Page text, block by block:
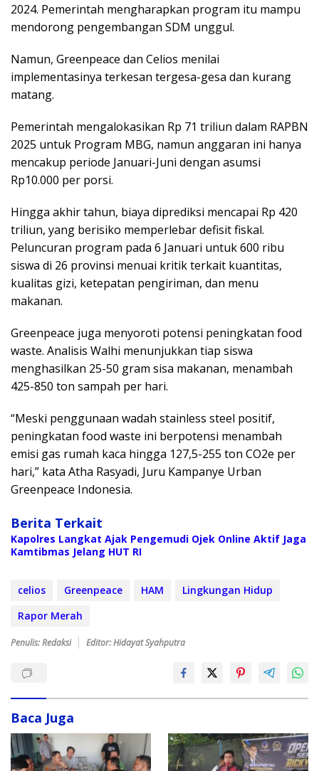
2024. Pemerintah mengharapkan program itu mampu
mendorong pengembangan SDM unggul.
Namun, Greenpeace dan Celios menilai
implementasinya terkesan tergesa-gesa dan kurang
matang.
Pemerintah mengalokasikan Rp 71 triliun dalam RAPBN
2025 untuk Program MBG, namun anggaran ini hanya
mencakup periode Januari-Juni dengan asumsi
Rp10.000 per porsi.
Hingga akhir tahun, biaya diprediksi mencapai Rp 420
triliun, yang berisiko memperlebar defisit fiskal.
Peluncuran program pada 6 Januari untuk 600 ribu
siswa di 26 provinsi menuai kritik terkait kuantitas,
kualitas gizi, ketepatan pengiriman, dan menu
makanan.
Greenpeace juga menyoroti potensi peningkatan food
waste. Analisis Walhi menunjukkan tiap siswa
menghasilkan 25-50 gram sisa makanan, menambah
425-850 ton sampah per hari.
“Meski penggunaan wadah stainless steel positif,
peningkatan food waste ini berpotensi menambah
emisi gas rumah kaca hingga 127,5-255 ton CO2e per
hari,” kata Atha Rasyadi, Juru Kampanye Urban
Greenpeace Indonesia.
Berita Terkait
Kapolres Langkat Ajak Pengemudi Ojek Online Aktif Jaga
Kamtibmas Jelang HUT RI
celios Greenpeace HAM
Lingkungan Hidup
Rapor Merah
Penulis: Redaksi Editor: Hidayat Syahputra
Baca Juga